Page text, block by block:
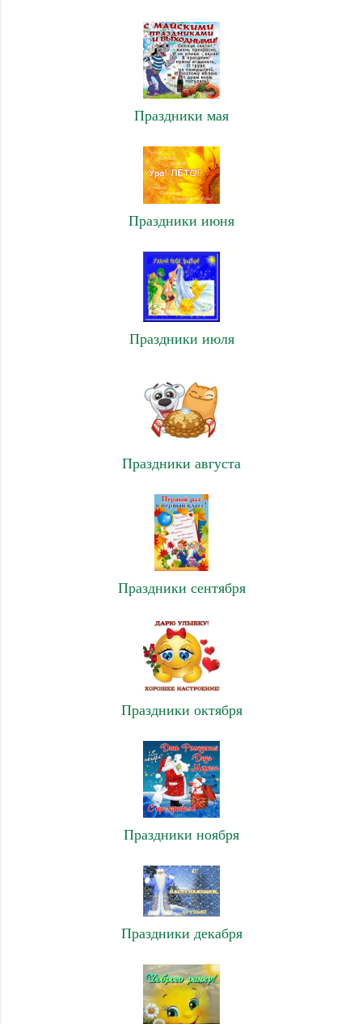
Праздники мая
Праздники июня
Праздники июля
Праздники августа
Праздники сентября
Праздники октября
Праздники ноября
Праздники декабря